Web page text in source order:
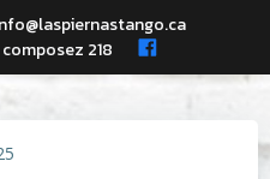
Skip
to
content
218